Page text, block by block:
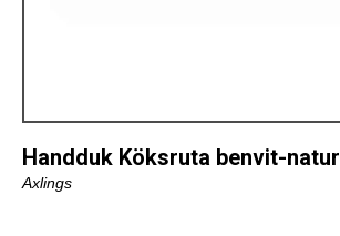
Handduk Köksruta benvit-natur
Axlings